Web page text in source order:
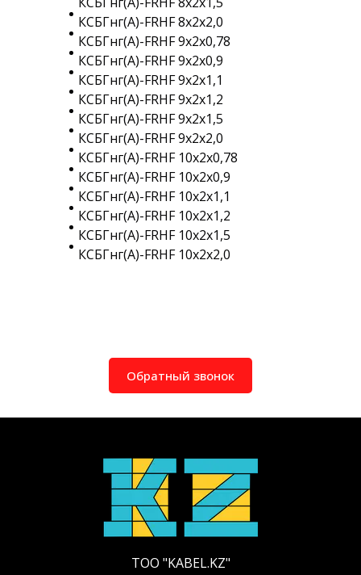
КСБГнг(A)-FRHF 8х2х2,0
КСБГнг(A)-FRHF 9х2х0,78
КСБГнг(A)-FRHF 9х2х0,9
КСБГнг(A)-FRHF 9х2х1,1
КСБГнг(A)-FRHF 9х2х1,2
КСБГнг(A)-FRHF 9х2х1,5
КСБГнг(A)-FRHF 9х2х2,0
КСБГнг(A)-FRHF 10х2х0,78
КСБГнг(A)-FRHF 10х2х0,9
КСБГнг(A)-FRHF 10х2х1,1
КСБГнг(A)-FRHF 10х2х1,2
КСБГнг(A)-FRHF 10х2х1,5
КСБГнг(A)-FRHF 10х2х2,0
Обратный звонок
ТОО "KABEL.KZ"